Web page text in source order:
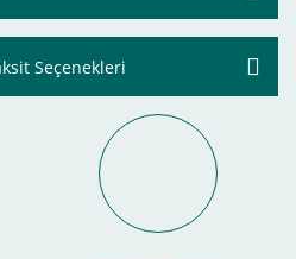
Seçenekleri